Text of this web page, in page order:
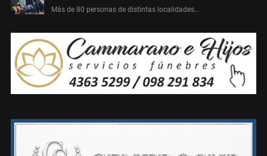
Más de 80 personas de distintas localidades…